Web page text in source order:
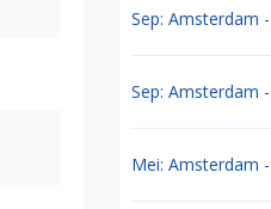
Sep: Amsterdam
Sep: Amsterdam
Mei: Amsterdam